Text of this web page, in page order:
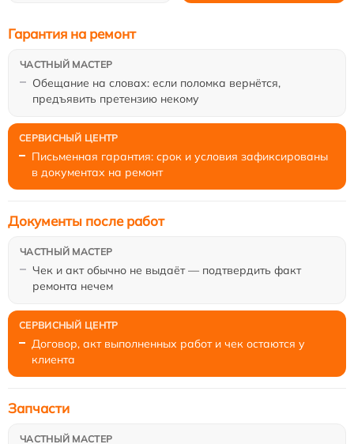
Обещание на словах: если поломка вернётся,
предъявить претензию некому
Гарантия на ремонт
Письменная гарантия: срок и условия зафиксированы
в документах на ремонт
Чек и акт обычно не выдаёт — подтвердить факт
ремонта нечем
Документы после работ
Договор, акт выполненных работ и чек остаются у
клиента
Запчасти